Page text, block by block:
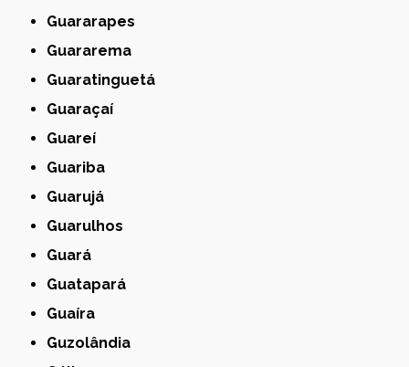
Guararapes
Guararema
Guaratinguetá
Guaraçaí
Guareí
Guariba
Guarujá
Guarulhos
Guará
Guatapará
Guaíra
Guzolândia